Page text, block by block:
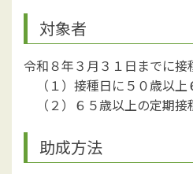
対象者
令和８年３月３１日までに接
（１）接種日に５０歳以上
（２）６５歳以上の定期接
助成方法